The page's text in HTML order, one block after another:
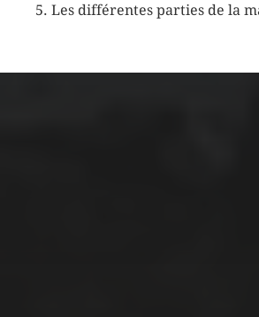
Les différentes parties de la